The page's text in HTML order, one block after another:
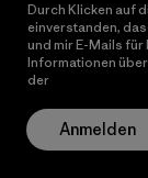
Durch Klicken auf
einverstanden,
und mir E-Mails
Informationen
der
Anmelden